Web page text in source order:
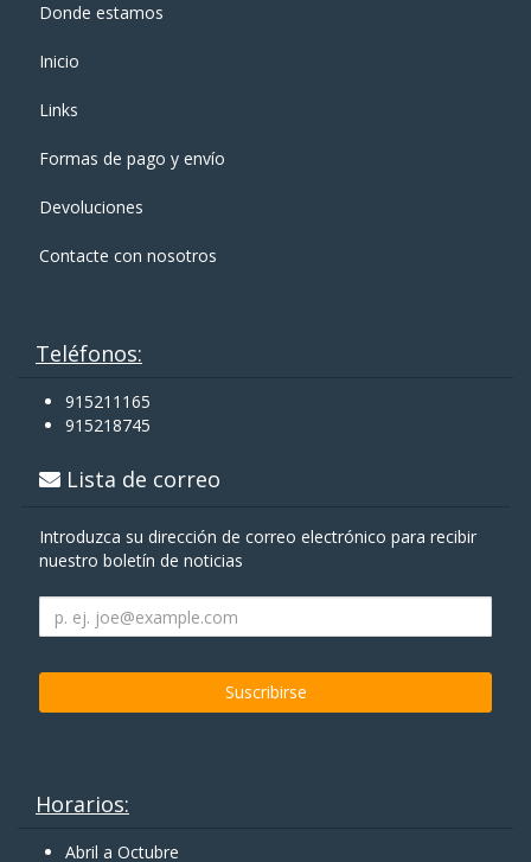
Donde estamos
Inicio
Links
Formas de pago y enví­o
Devoluciones
Contacte con nosotros
Teléfonos:
915211165
915218745
Lista de correo
Introduzca su dirección de correo electrónico para recibir
nuestro boletín de noticias
Horarios:
Abril a Octubre